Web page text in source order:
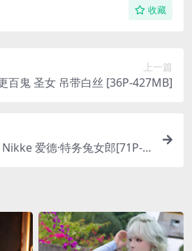
收藏
上一篇
百鬼 圣女 吊带白丝 [36P-427MB]
爱德·特务兔女郎[71P-4